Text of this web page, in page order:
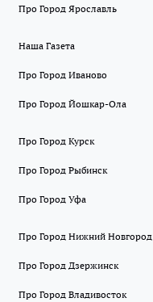
Про Город Ярославль
Наша Газета
Про Город Иваново
Про Город Йошкар-Ола
Про Город Курск
Про Город Рыбинск
Про Город Уфа
Про Город Нижний Новгород
Про Город Дзержинск
Про Город Владивосток